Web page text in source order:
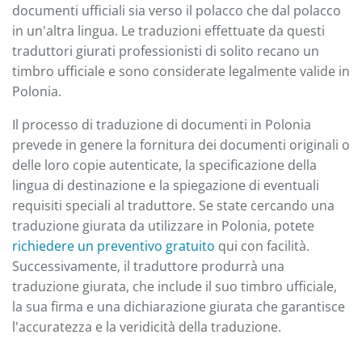
documenti ufficiali sia verso il polacco che dal polacco
in un'altra lingua. Le traduzioni effettuate da questi
traduttori giurati professionisti di solito recano un
timbro ufficiale e sono considerate legalmente valide in
Polonia.
Il processo di traduzione di documenti in Polonia
prevede in genere la fornitura dei documenti originali o
delle loro copie autenticate, la specificazione della
lingua di destinazione e la spiegazione di eventuali
requisiti speciali al traduttore. Se state cercando una
traduzione giurata da utilizzare in Polonia, potete
richiedere un preventivo gratuito qui con facilità.
Successivamente, il traduttore produrrà una
traduzione giurata, che include il suo timbro ufficiale,
la sua firma e una dichiarazione giurata che garantisce
l'accuratezza e la veridicità della traduzione.